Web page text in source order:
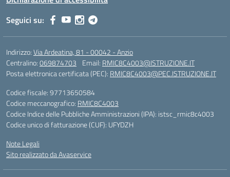
Seguici su:
Indirizzo:Via Ardeatina, 81 - 00042 - Anzio
Centralino:069874703 Email: RMIC8C4003@ISTRUZIONE.IT
Posta elettronica certificata (PEC): RMIC8C4003@PEC.ISTRUZIONE.IT
Codice fiscale: 97713650584
Codice meccanografico: RMIC8C4003
Codice Indice delle Pubbliche Amministrazioni (IPA): istsc_rmic8c4003
Codice unico di fatturazione (CUF): UFYDZH
Note Legali
Sito realizzato da Avaservice